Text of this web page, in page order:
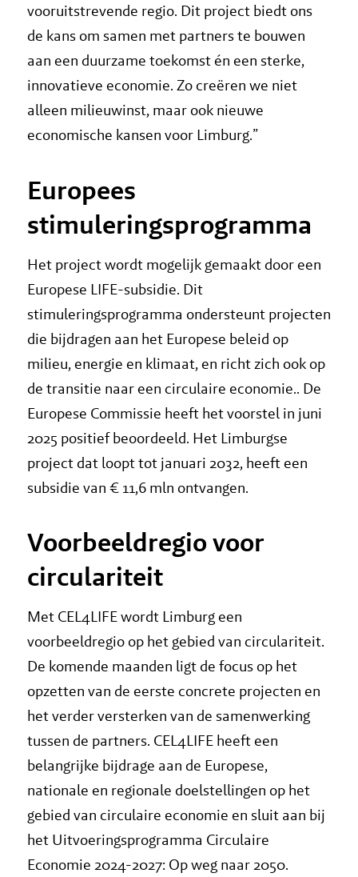
vooruitstrevende regio. Dit project biedt ons
de kans om samen met partners te bouwen
aan een duurzame toekomst én een sterke,
innovatieve economie. Zo creëren we niet
alleen milieuwinst, maar ook nieuwe
economische kansen voor Limburg.”
Europees
stimuleringsprogramma
Het project wordt mogelijk gemaakt door een
Europese LIFE-subsidie. Dit
stimuleringsprogramma ondersteunt projecten
die bijdragen aan het Europese beleid op
milieu, energie en klimaat, en richt zich ook op
de transitie naar een circulaire economie.. De
Europese Commissie heeft het voorstel in juni
2025 positief beoordeeld. Het Limburgse
project dat loopt tot januari 2032, heeft een
subsidie van € 11,6 mln ontvangen.
Voorbeeldregio voor
circulariteit
Met CEL4LIFE wordt Limburg een
voorbeeldregio op het gebied van circulariteit.
De komende maanden ligt de focus op het
opzetten van de eerste concrete projecten en
het verder versterken van de samenwerking
tussen de partners. CEL4LIFE heeft een
belangrijke bijdrage aan de Europese,
nationale en regionale doelstellingen op het
gebied van circulaire economie en sluit aan bij
het Uitvoeringsprogramma Circulaire
Economie 2024-2027: Op weg naar 2050.